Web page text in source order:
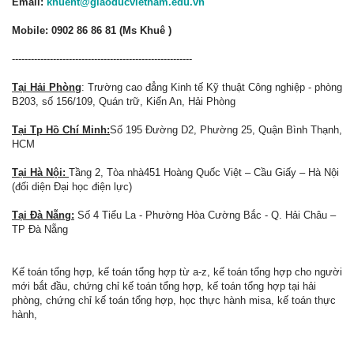
Mobile: 0902 86 86 81 (Ms Khuê )
---------------------------------------------------------
Tại Hải Phòng: Trường cao đẳng Kinh tế Kỹ thuật Công nghiệp - phòng
B203, số 156/109, Quán trữ, Kiến An, Hải Phòng
Tại Tp Hồ Chí Minh:Số 195 Đường D2, Phường 25, Quận Bình Thạnh,
HCM
Tại Hà Nội: Tầng 2, Tòa nhà451 Hoàng Quốc Việt – Cầu Giấy – Hà Nội
(đối diện Đại học điện lực)
Tại Đà Nẵng: Số 4 Tiểu La - Phường Hòa Cường Bắc - Q. Hải Châu –
TP Đà Nẵng
Kế toán tổng hợp, kế toán tổng hợp từ a-z, kế toán tổng hợp cho người
mới bắt đầu, chứng chỉ kế toán tổng hợp, kế toán tổng hợp tại hải
phòng, chứng chỉ kế toán tổng hợp, học thực hành misa, kế toán thực
hành,